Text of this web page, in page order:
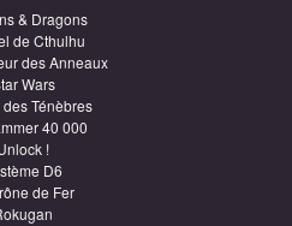
& Dragons
de Cthulhu
des Anneaux
Wars
Ténèbres
40 000
!
D6
de Fer